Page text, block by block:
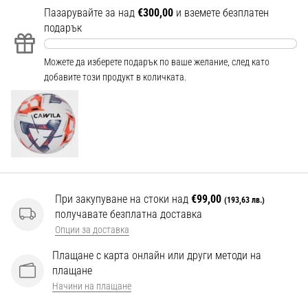
…
Покажи
всички
статии
Пазарувайте за над €300,00 и вземете безплатен
подарък
Можете да изберете подарък по ваше желание, след като
добавите този продукт в количката.
При закупуване на стоки над €99,00 (193,63 лв.)
получавате безплатна доставка
Опции за доставка
Плащане с карта онлайн или други методи на
плащане
Начини на плащане